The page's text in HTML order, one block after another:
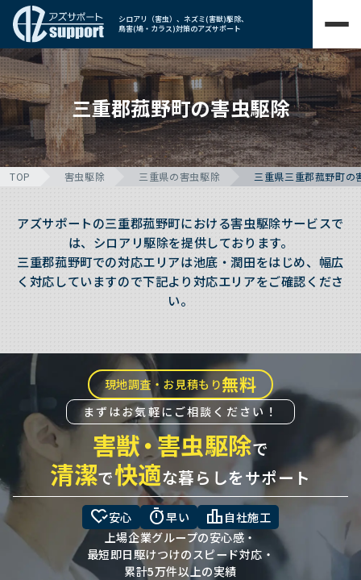
シロアリ（害虫）、ネズミ(害獣)駆除、
鳥害(鳩・カラス)対策のアズサポート
三重郡菰野町の害虫駆除
TOP 害虫駆除 三重県の害虫駆除 三重県三重郡菰野町の
アズサポートの三重郡菰野町における害虫駆除サービスで
は、シロアリ駆除を提供しております。
三重郡菰野町での対応エリアは池底・潤田をはじめ、幅広
く対応していますので下記より対応エリアをご確認くださ
い。
現地調査・お見積もり無料
まずはお気軽にご相談ください！
害獣・害虫駆除で
清潔で快適な暮らしをサポート
heart_check安心 timer早い leaderboard 自社施工
上場企業グループの安心感・
最短即日駆けつけのスピード対応・
累計5万件以上の実績